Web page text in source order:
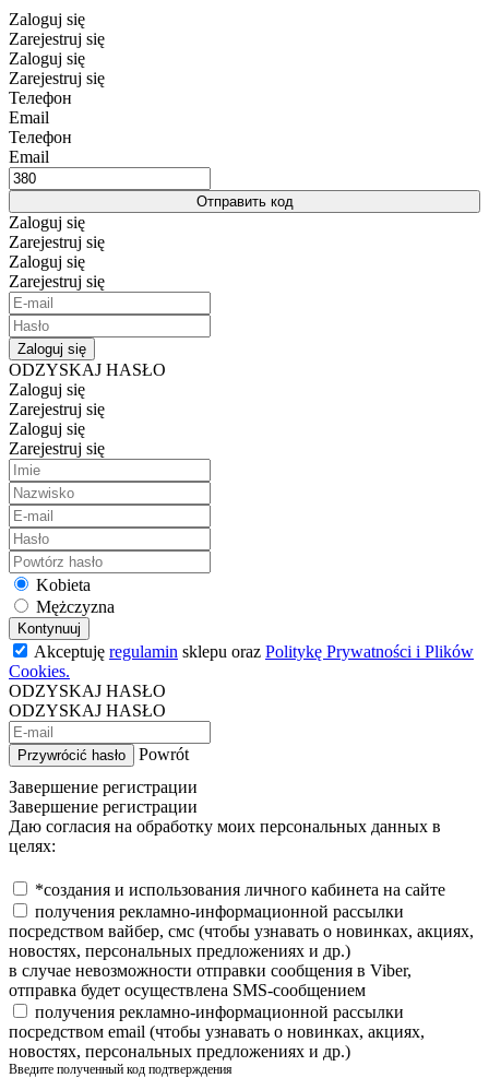
Zaloguj się
Zarejestruj się
Zaloguj się
Zarejestruj się
Телефон
Email
Телефон
Email
Отправить код
Zaloguj się
Zarejestruj się
Zaloguj się
Zarejestruj się
Zaloguj się
ODZYSKAJ HASŁO
Zaloguj się
Zarejestruj się
Zaloguj się
Zarejestruj się
Kobieta
Mężczyzna
Kontynuuj
Akceptuję regulamin sklepu oraz Politykę Prywatności i Plików
Cookies.
ODZYSKAJ HASŁO
ODZYSKAJ HASŁO
Przywrócić hasło
Powrót
Завершение регистрации
Завершение регистрации
Даю согласия на обработку моих персональных данных в
целях:
*создания и использования личного кабинета на сайте
получения рекламно-информационной рассылки
посредством вайбер, смс (чтобы узнавать о новинках, акциях,
новостях, персональных предложениях и др.)
в случае невозможности отправки сообщения в Viber,
отправка будет осуществлена SMS-сообщением
получения рекламно-информационной рассылки
посредством email (чтобы узнавать о новинках, акциях,
новостях, персональных предложениях и др.)
Введите полученный код подтверждения